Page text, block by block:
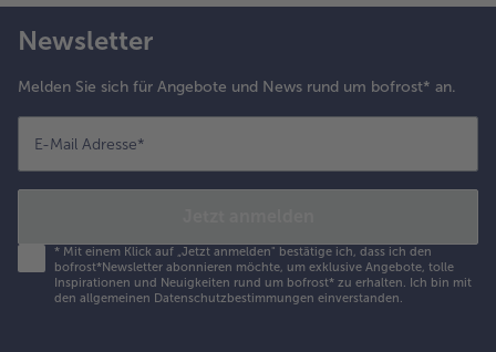
Newsletter
Melden Sie sich für Angebote und News rund um bofrost* an.
E-Mail Adresse*
* Mit einem Klick auf „Jetzt anmelden" bestätige ich, dass ich den
bofrost*Newsletter abonnieren möchte, um exklusive Angebote, tolle
Inspirationen und Neuigkeiten rund um bofrost* zu erhalten. Ich bin mit
den allgemeinen Datenschutzbestimmungen einverstanden.